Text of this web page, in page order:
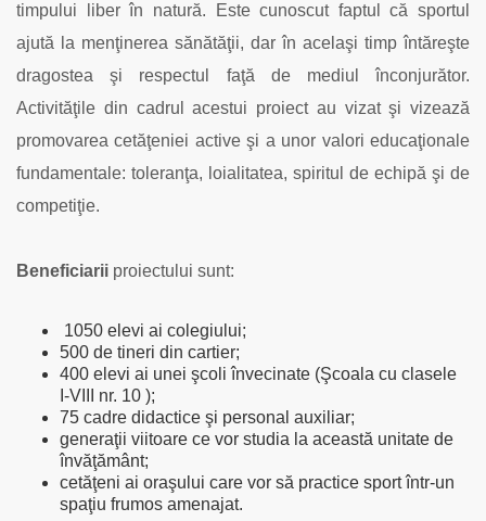
timpului liber în natură. Este cunoscut faptul că sportul
ajută la menţinerea sănătăţii, dar în acelaşi timp întăreşte
dragostea şi respectul faţă de mediul înconjurător.
Activităţile din cadrul acestui proiect au vizat şi vizează
promovarea cetăţeniei active şi a unor valori educaţionale
fundamentale: toleranţa, loialitatea, spiritul de echipă şi de
competiţie.
Beneficiarii proiectului sunt:
1050 elevi ai colegiului;
500 de tineri din cartier;
400 elevi ai unei şcoli învecinate (Şcoala cu clasele
I-VIII nr. 10 );
75 cadre didactice şi personal auxiliar;
generaţii viitoare ce vor studia la această unitate de
învăţământ;
cetăţeni ai oraşului care vor să practice sport într-un
spaţiu frumos amenajat.